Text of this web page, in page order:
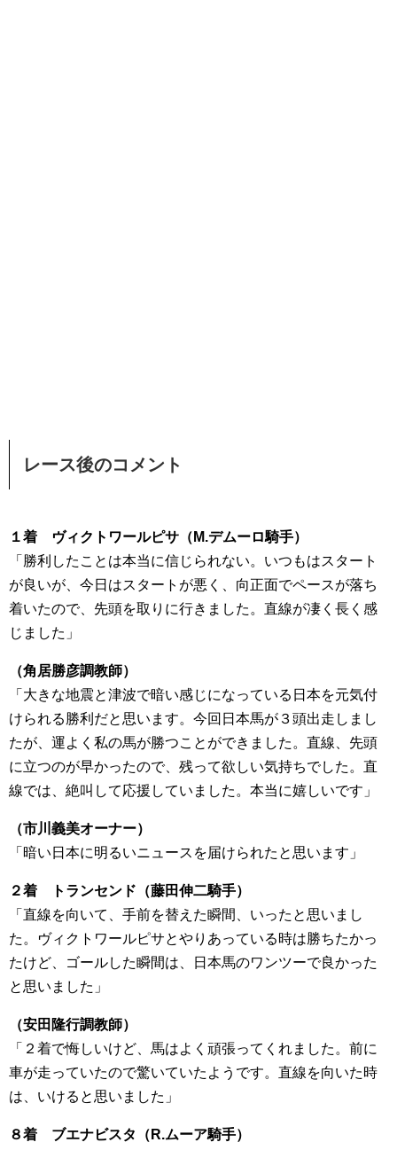
レース後のコメント
１着 ヴィクトワールピサ（M.デムーロ騎手）
「勝利したことは本当に信じられない。いつもはスタート
が良いが、今日はスタートが悪く、向正面でペースが落ち
着いたので、先頭を取りに行きました。直線が凄く長く感
じました」
（角居勝彦調教師）
「大きな地震と津波で暗い感じになっている日本を元気付
けられる勝利だと思います。今回日本馬が３頭出走しまし
たが、運よく私の馬が勝つことができました。直線、先頭
に立つのが早かったので、残って欲しい気持ちでした。直
線では、絶叫して応援していました。本当に嬉しいです」
（市川義美オーナー）
「暗い日本に明るいニュースを届けられたと思います」
２着 トランセンド（藤田伸二騎手）
「直線を向いて、手前を替えた瞬間、いったと思いまし
た。ヴィクトワールピサとやりあっている時は勝ちたかっ
たけど、ゴールした瞬間は、日本馬のワンツーで良かった
と思いました」
（安田隆行調教師）
「２着で悔しいけど、馬はよく頑張ってくれました。前に
車が走っていたので驚いていたようです。直線を向いた時
は、いけると思いました」
８着 ブエナビスタ（R.ムーア騎手）